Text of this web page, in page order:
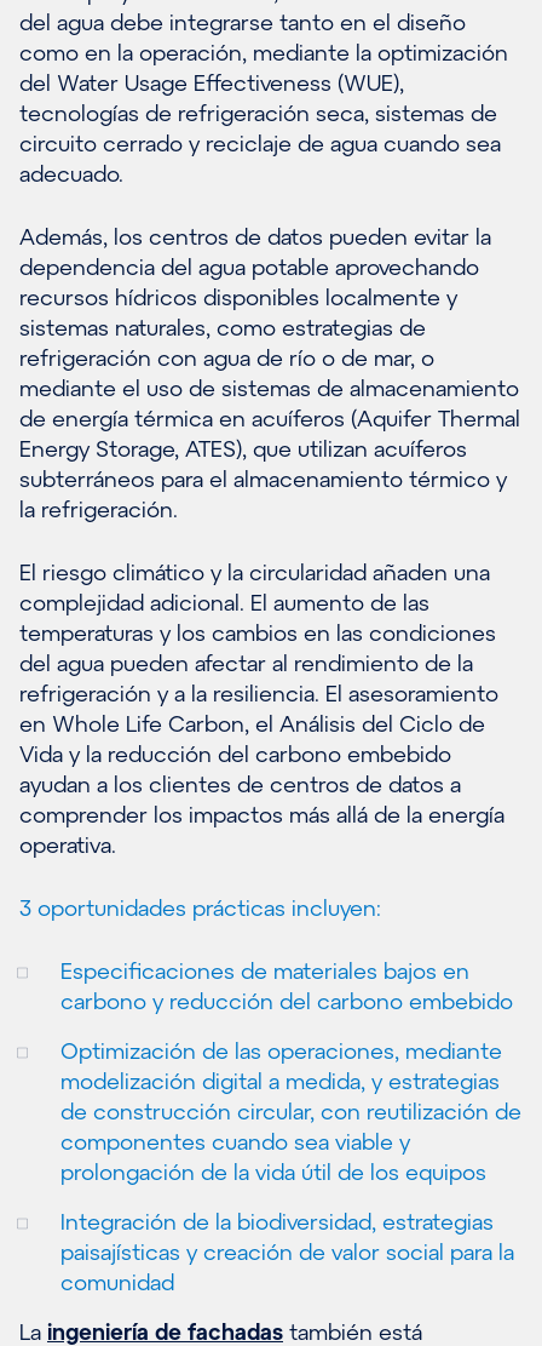
del agua debe integrarse tanto en el diseño
como en la operación, mediante la optimización
del Water Usage Effectiveness (WUE),
tecnologías de refrigeración seca, sistemas de
circuito cerrado y reciclaje de agua cuando sea
adecuado.
Además, los centros de datos pueden evitar la
dependencia del agua potable aprovechando
recursos hídricos disponibles localmente y
sistemas naturales, como estrategias de
refrigeración con agua de río o de mar, o
mediante el uso de sistemas de almacenamiento
de energía térmica en acuíferos (Aquifer Thermal
Energy Storage, ATES), que utilizan acuíferos
subterráneos para el almacenamiento térmico y
la refrigeración.
El riesgo climático y la circularidad añaden una
complejidad adicional. El aumento de las
temperaturas y los cambios en las condiciones
del agua pueden afectar al rendimiento de la
refrigeración y a la resiliencia. El asesoramiento
en Whole Life Carbon, el Análisis del Ciclo de
Vida y la reducción del carbono embebido
ayudan a los clientes de centros de datos a
comprender los impactos más allá de la energía
operativa.
3 oportunidades prácticas incluyen:
Especificaciones de materiales bajos en
carbono y reducción del carbono embebido
Optimización de las operaciones, mediante
modelización digital a medida, y estrategias
de construcción circular, con reutilización de
componentes cuando sea viable y
prolongación de la vida útil de los equipos
Integración de la biodiversidad, estrategias
paisajísticas y creación de valor social para la
comunidad
La ingeniería de fachadas también está